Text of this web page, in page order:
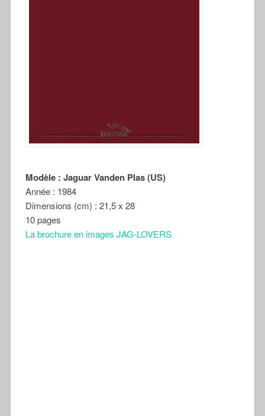
Modèle : Jaguar Vanden Plas (US)
Année : 1984
Dimensions (cm) : 21,5 x 28
10 pages
La brochure en images JAG-LOVERS